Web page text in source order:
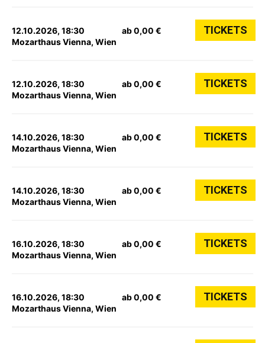
12.10.2026, 18:30
Mozarthaus Vienna, Wien
ab 0,00 € TICKETS
12.10.2026, 18:30
Mozarthaus Vienna, Wien
ab 0,00 € TICKETS
14.10.2026, 18:30
Mozarthaus Vienna, Wien
ab 0,00 € TICKETS
14.10.2026, 18:30
Mozarthaus Vienna, Wien
ab 0,00 € TICKETS
16.10.2026, 18:30
Mozarthaus Vienna, Wien
ab 0,00 € TICKETS
16.10.2026, 18:30
Mozarthaus Vienna, Wien
ab 0,00 € TICKETS